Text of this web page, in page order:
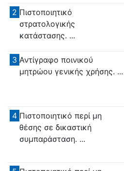
2 Πιστοποιητικό
στρατολογικής
κατάστασης. ...
3 Αντίγραφο ποινικού
μητρώου γενικής χρήσης. ...
4 Πιστοποιητικό περί μη
θέσης σε δικαστική
συμπαράσταση. ...